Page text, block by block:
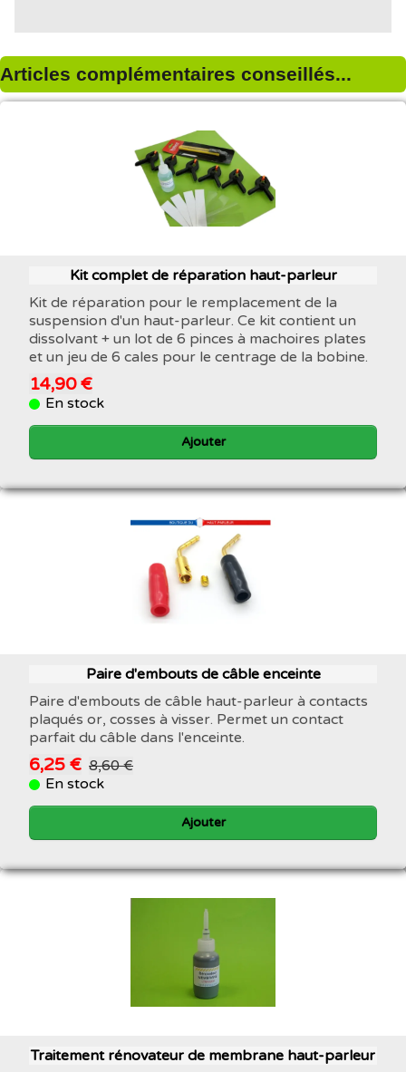
Articles complémentaires conseillés...
Kit complet de réparation haut-parleur
Kit de réparation pour le remplacement de la
suspension d'un haut-parleur. Ce kit contient un
dissolvant + un lot de 6 pinces à machoires plates
et un jeu de 6 cales pour le centrage de la bobine.
14,90 €
En stock
Ajouter
Paire d'embouts de câble enceinte
Paire d'embouts de câble haut-parleur à contacts
plaqués or, cosses à visser. Permet un contact
parfait du câble dans l'enceinte.
6,25 € 8,60 €
En stock
Ajouter
Traitement rénovateur de membrane haut-parleur